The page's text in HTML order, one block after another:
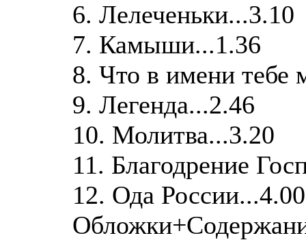
6. Лелеченьки...3.10
7. Камыши...1.36
8. Что в имени тебе
9. Легенда...2.46
10. Молитва...3.20
11. Благодрение
12. Ода России...4.00